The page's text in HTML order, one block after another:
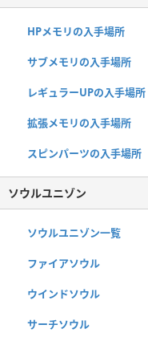
HPメモリの入手場所
サブメモリの入手場所
レギュラーUPの入手場所
拡張メモリの入手場所
スピンパーツの入手場所
ソウルユニゾン
ソウルユニゾン一覧
ファイアソウル
ウインドソウル
サーチソウル